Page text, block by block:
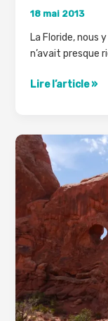
18 mai 2013
La Floride, nous
n’avait presque
Floride:
corrigé,
et
re-
corrigé.
Lire l’article »